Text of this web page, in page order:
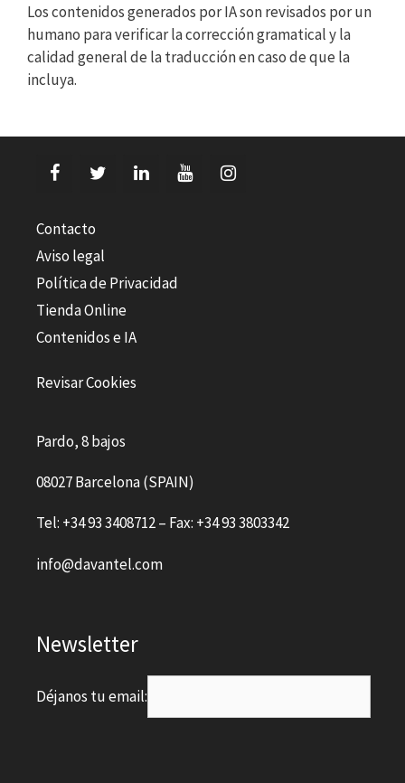
Los contenidos generados por IA son revisados por un
humano para verificar la corrección gramatical y la
calidad general de la traducción en caso de que la
incluya.
Contacto
Aviso legal
Política de Privacidad
Tienda Online
Contenidos e IA
Revisar Cookies
Pardo, 8 bajos
08027 Barcelona (SPAIN)
Tel: +34 93 3408712 – Fax: +34 93 3803342
info@davantel.com
Newsletter
Déjanos tu email: